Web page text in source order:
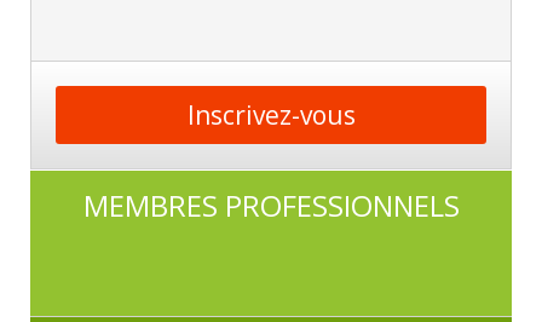
Inscrivez-vous
MEMBRES PROFESSIONNELS